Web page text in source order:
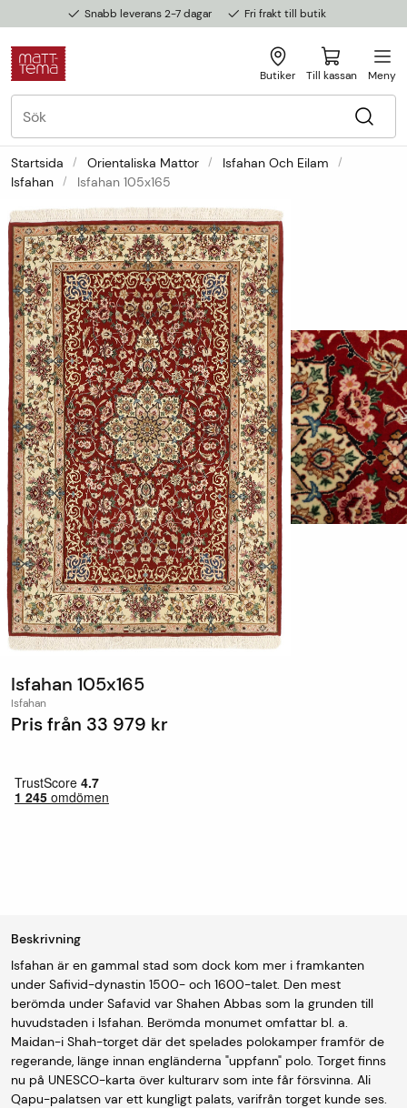
Snabb leverans 2-7 dagar Fri frakt till butik
Butiker Till kassan Meny
Startsida Orientaliska Mattor
Isfahan Och Eilam
Isfahan
Isfahan 105x165
Isfahan 105x165
Isfahan
Pris från 33 979 kr
Beskrivning
Isfahan är en gammal stad som dock kom mer i framkanten
under Safivid-dynastin 1500- och 1600-talet. Den mest
berömda under Safavid var Shahen Abbas som la grunden till
huvudstaden i Isfahan. Berömda monumet omfattar bl. a.
Maidan-i Shah-torget där det spelades polokamper framför de
regerande, länge innan engländerna "uppfann" polo. Torget finns
nu på UNESCO-karta över kulturarv som inte får försvinna. Ali
Qapu-palatsen var ett kungligt palats, varifrån torget kunde ses.